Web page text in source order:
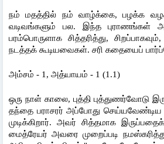
நம் மதத்தில் நம் வாழ்க்கை, பழக்க
வடிவங்களும் பல. இந்த புராணங்கள்
பரம்பொருளாக சித்தரித்து,
நடத்தக் கூடியவைகள். சரி கதையைப்
அம்சம் - 1, அத்யாயம் - 1 (1.1)
ஒரு நாள் காலை, புத்தி புத்துணர்வோடு
தந்தை பராசரர் அப்போது
முடிக்கிறார். அவர் சித்தமாக
மைத்ரேயர் அவரை முறைப்படி